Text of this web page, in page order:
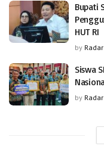
Bupati
HUT RI
by
Siswa
by